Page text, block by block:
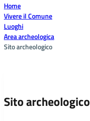
Home
Vivere il Comune
Luoghi
Area archeologica
Sito archeologico
Sito archeologico